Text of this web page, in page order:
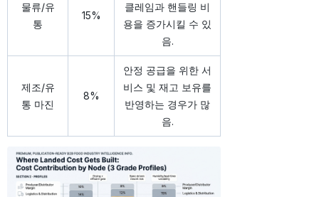
물류/유
통
15%
클레임과 핸들링 비
용을 증가시킬 수 있
음.
제조/유
통 마진
8%
안정 공급을 위한 서
비스 및 재고 보유를
반영하는 경우가 많
음.